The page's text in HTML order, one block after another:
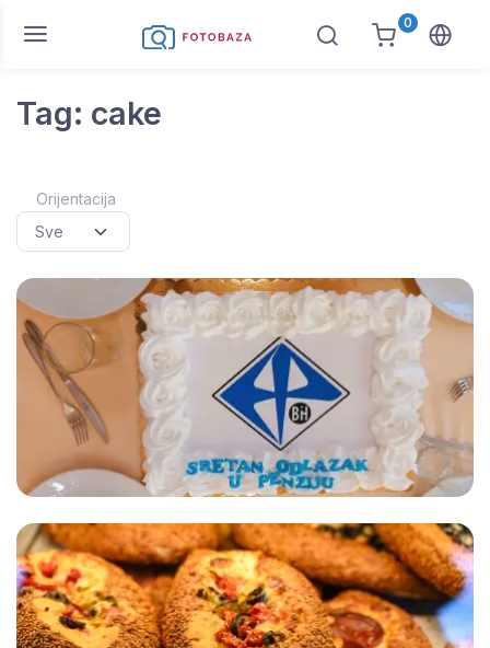
0
Tag: cake
Orijentacija